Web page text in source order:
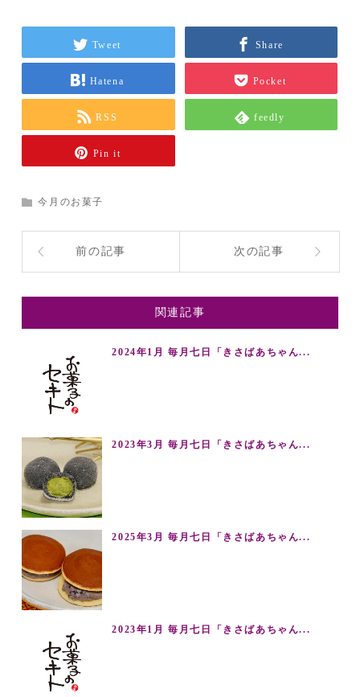
Tweet Share
Hatena Pocket
RSS feedly
Pin it
今月のお菓子
前の記事 次の記事
関連記事
2024年1月 毎月七日「きさばあちゃん...
2023年3月 毎月七日「きさばあちゃん...
2025年3月 毎月七日「きさばあちゃん...
2023年1月 毎月七日「きさばあちゃん...